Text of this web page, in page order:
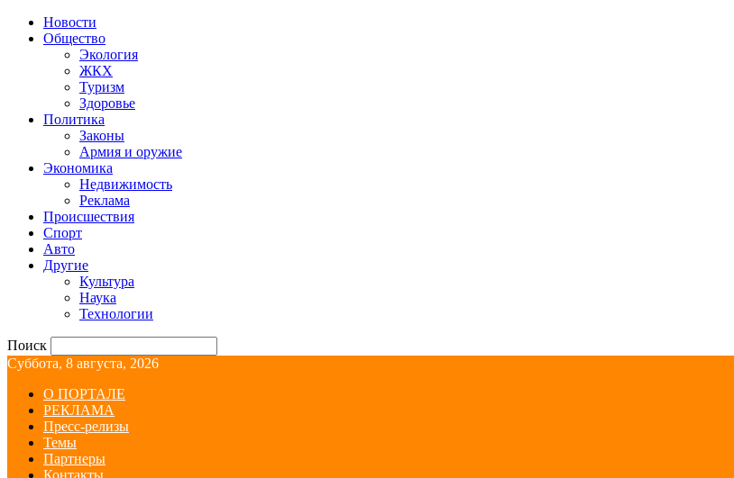
Новости
Общество
Экология
ЖКХ
Туризм
Здоровье
Политика
Законы
Армия и оружие
Экономика
Недвижимость
Реклама
Происшествия
Спорт
Авто
Другие
Культура
Наука
Технологии
Поиск
Суббота, 8 августа, 2026
О ПОРТАЛЕ
РЕКЛАМА
Пресс-релизы
Темы
Партнеры
Контакты